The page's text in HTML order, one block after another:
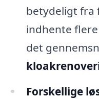
betydeligt fra
indhente
det
Forskellige